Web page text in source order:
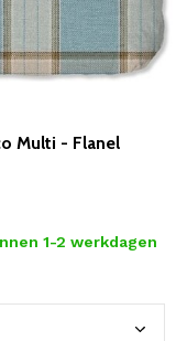
Multi - Flanel
1-2 werkdagen